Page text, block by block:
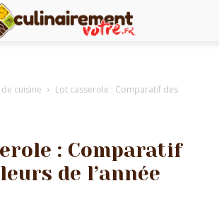
cuisine
Lot casserole : Comparatif des
: Comparatif
de l’année